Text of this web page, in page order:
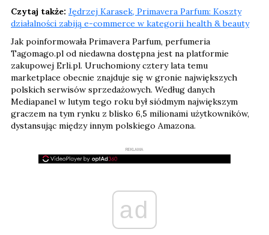
Czytaj także: Jędrzej Karasek, Primavera Parfum: Koszty
działalności zabiją e-commerce w kategorii health & beauty
Jak poinformowała Primavera Parfum, perfumeria
Tagomago.pl od niedawna dostępna jest na platformie
zakupowej Erli.pl. Uruchomiony cztery lata temu
marketplace obecnie znajduje się w gronie największych
polskich serwisów sprzedażowych. Według danych
Mediapanel w lutym tego roku był siódmym największym
graczem na tym rynku z blisko 6,5 milionami użytkowników,
dystansując między innym polskiego Amazona.
REKLAMA
ad